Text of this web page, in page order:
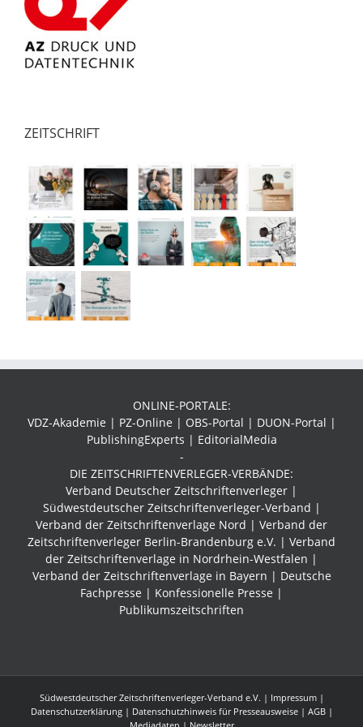
ZEITSCHRIFT
ONLINE-PORTALE:
VDZ-Akademie | PZ-Online | OBS-Portal | DUON-Portal |
PublishingExperts | EditorialMedia
-
DIE ZEITSCHRIFTENVERLEGER-VERBÄNDE:
Verband Deutscher Zeitschriftenverleger |
Südwestdeutscher Zeitschriftenverleger-Verband |
Verband der Zeitschriftenverlage Nord | Verband der
Zeitschriftenverleger Berlin-Brandenburg e.V. | Verband
der Zeitschriftenverlage in Nordrhein-Westfalen |
Verband der Zeitschriftenverlage in Bayern | Deutsche
Fachpresse | Konfessionelle Presse |
Publikumszeitschriften
Südwestdeutscher Zeitschriftenverleger-Verband e.V. | Impressum|
Datenschutzerklärung| Datenschutzhinweis für Presseausweise| AGB|